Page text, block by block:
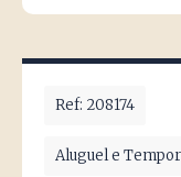
Ref: 208174
Aluguel e